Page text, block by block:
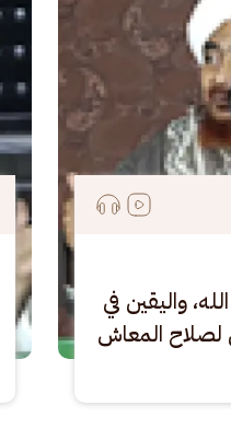
واليقين في
لصلاح المعاش